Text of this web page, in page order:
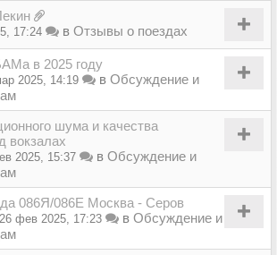
17:24 в Отзывы о поездах
в 2025 году
2025, 14:19 в Обсуждение и
шума и качества
вокзалах
2025, 15:37 в Обсуждение и
086Я/086Е Москва - Серов
26 фев 2025, 17:23 в Обсуждение и